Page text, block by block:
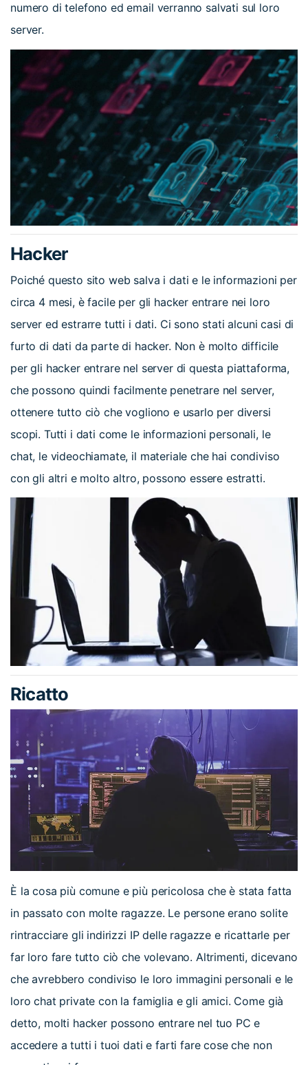
numero di telefono ed email verranno salvati sul loro
server.
Hacker
Poiché questo sito web salva i dati e le informazioni per
circa 4 mesi, è facile per gli hacker entrare nei loro
server ed estrarre tutti i dati. Ci sono stati alcuni casi di
furto di dati da parte di hacker. Non è molto difficile
per gli hacker entrare nel server di questa piattaforma,
che possono quindi facilmente penetrare nel server,
ottenere tutto ciò che vogliono e usarlo per diversi
scopi. Tutti i dati come le informazioni personali, le
chat, le videochiamate, il materiale che hai condiviso
con gli altri e molto altro, possono essere estratti.
Ricatto
È la cosa più comune e più pericolosa che è stata fatta
in passato con molte ragazze. Le persone erano solite
rintracciare gli indirizzi IP delle ragazze e ricattarle per
far loro fare tutto ciò che volevano. Altrimenti, dicevano
che avrebbero condiviso le loro immagini personali e le
loro chat private con la famiglia e gli amici. Come già
detto, molti hacker possono entrare nel tuo PC e
accedere a tutti i tuoi dati e farti fare cose che non